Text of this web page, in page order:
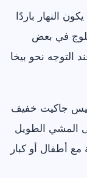
النهار باردًا
ثلوج في بعض
التوجه نحو بيخا
جاكيت خفيف
المشي الطويل
أطفال أو كبار